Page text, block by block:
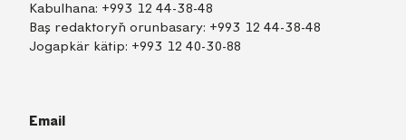
Kabulhana: +993 12 44-38-48
Baş redaktoryň orunbasary: +993 12 44-38-48
Jogapkär kätip: +993 12 40-30-88
Email